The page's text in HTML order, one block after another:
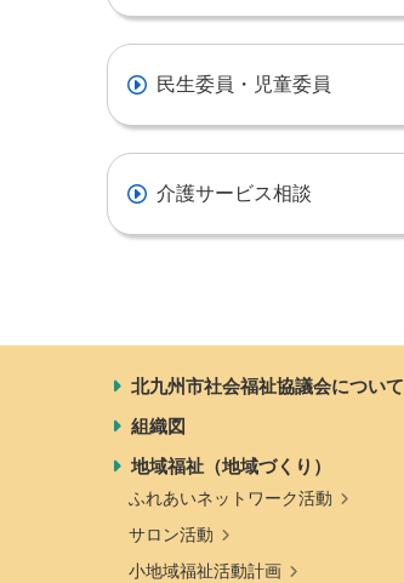
民生委員・児童委員
介護サービス相談
北九州市社会福祉協議会について
組織図
地域福祉（地域づくり）
ふれあいネットワーク活動
サロン活動
小地域福祉活動計画